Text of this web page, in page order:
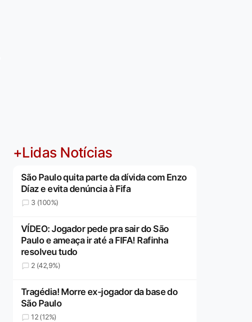
+Lidas Notícias
São Paulo quita parte da dívida com Enzo
Díaz e evita denúncia à Fifa
3 (100%)
VÍDEO: Jogador pede pra sair do São
Paulo e ameaça ir até a FIFA! Rafinha
resolveu tudo
2 (42,9%)
Tragédia! Morre ex-jogador da base do
São Paulo
12 (12%)